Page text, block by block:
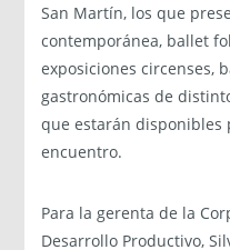
San Martín, los que
contemporánea, ballet
exposiciones circenses,
gastronómicas de
que estarán disponibles
encuentro.
Para la gerenta de la
Desarrollo Productivo,